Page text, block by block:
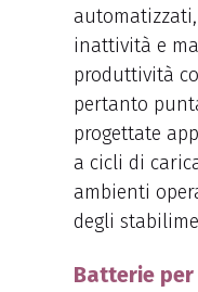
inattività e
produttività
pertanto
progettate
a cicli di
ambienti
degli
Batterie